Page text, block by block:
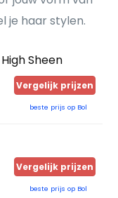
je haar stylen.
Sheen
Vergelijk prijzen
beste prijs op Bol
Vergelijk prijzen
beste prijs op Bol